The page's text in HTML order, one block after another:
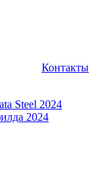
Контакты
Steel 2024
2024